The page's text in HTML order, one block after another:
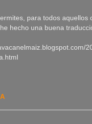
para todos aquellos
hecho una buena